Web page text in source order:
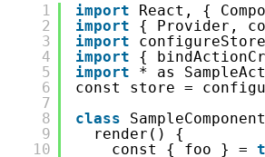
1
2
3
4
5
6
7
8
9
10
import React, {
import
{ Provider,
import
import
{
import
* as
const store =
class
render() {
const { foo } =